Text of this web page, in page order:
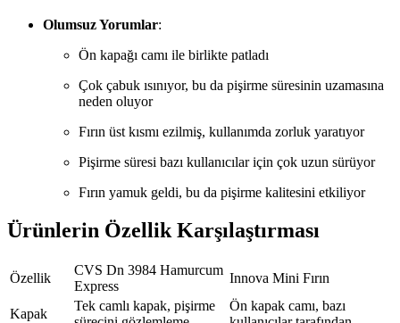
Olumsuz Yorumlar:
Ön kapağı camı ile birlikte patladı
Çok çabuk ısınıyor, bu da pişirme süresinin uzamasına
neden oluyor
Fırın üst kısmı ezilmiş, kullanımda zorluk yaratıyor
Pişirme süresi bazı kullanıcılar için çok uzun sürüyor
Fırın yamuk geldi, bu da pişirme kalitesini etkiliyor
Ürünlerin Özellik Karşılaştırması
Özellik
CVS Dn 3984 Hamurcum
Express
Innova Mini Fırın
Kapak
Tek camlı kapak, pişirme
Ön kapak camı, bazı